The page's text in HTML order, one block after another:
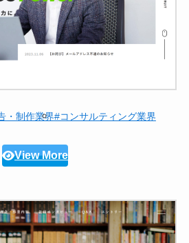
・制作業界#コンサルティング業界
View More